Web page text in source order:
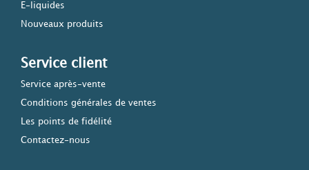
E-liquides
Nouveaux produits
Service client
Service après-vente
Conditions générales de ventes
Les points de fidélité
Contactez-nous